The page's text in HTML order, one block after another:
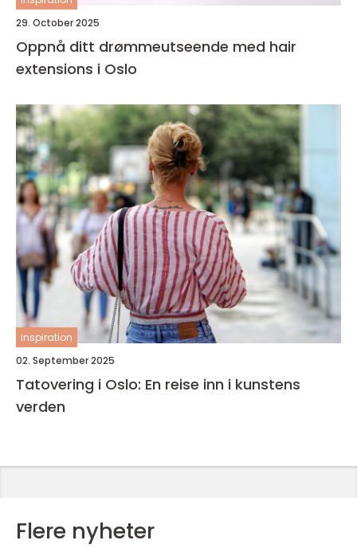
29. October 2025
Oppnå ditt drømmeutseende med hair
extensions i Oslo
inspiration
02. September 2025
Tatovering i Oslo: En reise inn i kunstens
verden
Flere nyheter